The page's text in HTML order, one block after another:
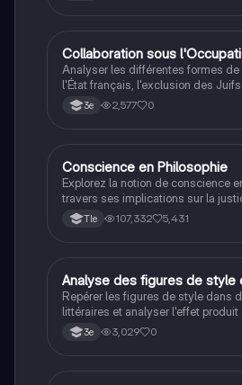
CHistoire
Collaboration sous
Analyser les différentes formes
l'État français, l'exclusion des
la Seconde Guerre mondiale.
3e 2,577 0
Philosophie
Conscience en Philosophie
Explorez la notion de conscience
travers ses implications sur la
connaissance. Cette fiche de
débats philosophiques sur la
étudiants en philosophie cherchant
compréhension des enjeux
Tle 107,332 5,431
AFrançais
Analyse des figures de style
Repérer les figures de style dans
littéraires et analyser l'effet produit
3e 3,029 0